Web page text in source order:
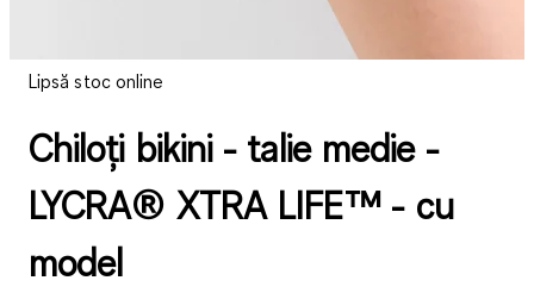
Lipsă stoc online
Chiloți bikini - talie medie -
LYCRA® XTRA LIFE™ - cu
model